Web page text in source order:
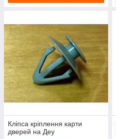
Кліпса кріплення карти
дверей на Деу